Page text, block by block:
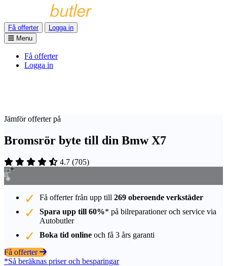
Få offerter
Logga in
Menu
Få offerter
Logga in
Jämför offerter på
Bromsrör byte till din Bmw X7
4.7 (705)
Få offerter från upp till 269 oberoende verkstäder
Spara upp till 60%* på bilreparationer och service via
Autobutler
Boka tid online och få 3 års garanti
Få offerter
*Så beräknas priser och besparingar